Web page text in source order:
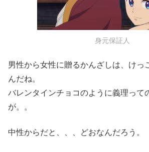
身元保証人
男性から女性に贈るかんざしは、けっ
んだね。
バレンタインチョコのように義理って
が。。
中性からだと、、、どおなんだろう。